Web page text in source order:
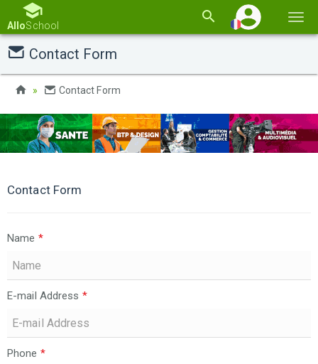
la
AlloSchool
Contact Form
Contact Form
Contact Form
Name *
E-mail Address *
Phone *